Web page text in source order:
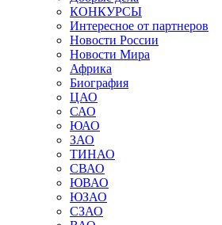
КОНКУРСЫ
Интересное от партнеров
Новости России
Новости Мира
Африка
Биография
ЦАО
САО
ЮАО
ЗАО
ТИНАО
СВАО
ЮВАО
ЮЗАО
СЗАО